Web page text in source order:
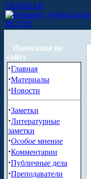
ГЛАВНАЯ
ВСЛУХ
Навигация по
сайту
·Главная
·Материалы
·Новости
·Заметки
·Литературные
заметки
·Особое мнение
·Комментарии
·Публичные дела
·Преподаватели